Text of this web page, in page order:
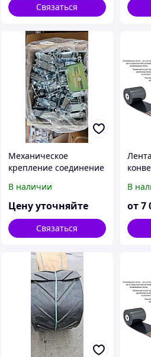
Связаться
Механическое
крепление соединение
В наличии
Цену уточняйте
Связаться
В
от7